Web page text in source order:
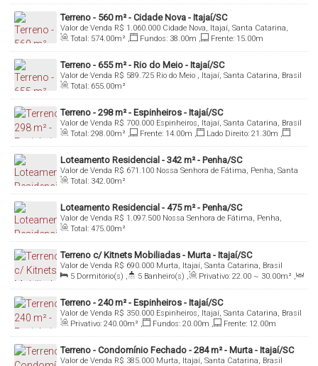
Terreno - 560 m² - Cidade Nova - Itajaí/SC
R$ 1.060.000
Valor de Venda
Cidade Nova, Itajaí, Santa Catarina,
BrasilTotal: 574.00m² , Fundos: 38.00m , Frente: 15.00m
Terreno - 655 m² - Rio do Meio - Itajaí/SC
R$ 589.725
Valor de Venda
Rio do Meio , Itajaí, Santa Catarina, Brasil
Total: 655.00m²
Terreno - 298 m² - Espinheiros - Itajaí/SC
R$ 700.000
Valor de Venda
Espinheiros, Itajaí, Santa Catarina, Brasil
Total: 298.00m² , Frente: 14.00m , Lado Direito: 21 .30m ,
Lado Esquerdo: 21.30m
Loteamento Residencial - 342 m² - Penha/SC
R$ 671.100
Valor de Venda
Nossa Senhora de Fátima, Penha, Santa
Catarina, Brasil
Total: 342.00m²
Loteamento Residencial - 475 m² - Penha/SC
R$ 1.097.500
Valor de Venda
Nossa Senhora de Fátima, Penha,
Santa Catarina, Brasil
Total: 475.00m²
Terreno c/ Kitnets Mobiliadas - Murta - Itajaí/SC
R$ 690.000
Valor de Venda
Murta, Itajaí, Santa Catarina, Brasil
5 Dormitório(s) , 5 Banheiro(s) , Privativo: 22.00 ~ 30.00m² ,
5 Sala(s) , Total: 200.00m² , 4 Vaga(s) , Útil: 22.00~ 30.00m²
Terreno - 240 m² - Espinheiros - Itajaí/SC
R$ 350.000
Valor de Venda
Espinheiros, Itajaí, Santa Catarina, Brasil
Privativo: 240.00m² , Fundos: 20.00m , Frente: 12.00m
Terreno - Condomínio Fechado - 284 m² - Murta - Itajaí/SC
R$ 385.000
Valor de Venda
Murta, Itajaí, Santa Catarina, Brasil